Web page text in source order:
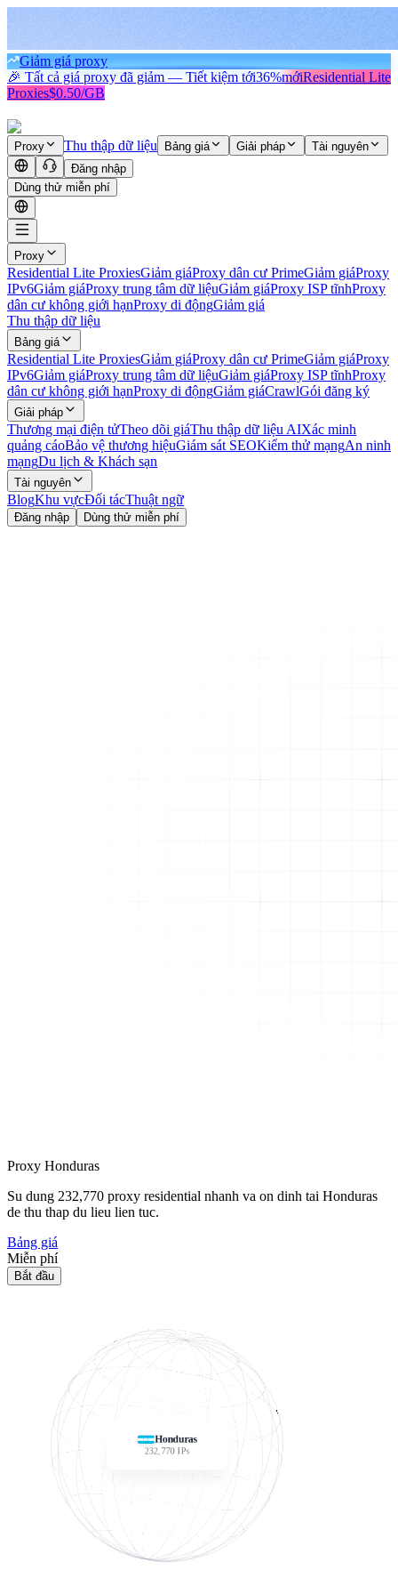
Giảm giá proxy
🎉 Tất cả giá proxy đã giảm — Tiết kiệm tới36%mớiResidential Lite
Proxies$0.50/GB
Proxy Thu thập dữ liệu Bảng giá Giải pháp
Tài nguyên
Đăng nhập
Dùng thử miễn phí
Proxy
Residential Lite ProxiesGiảm giáProxy dân cư PrimeGiảm giáProxy
IPv6Giảm giáProxy trung tâm dữ liệuGiảm giáProxy ISP tĩnhProxy
dân cư không giới hạnProxy di độngGiảm giá
Thu thập dữ liệu
Bảng giá
Residential Lite ProxiesGiảm giáProxy dân cư PrimeGiảm giáProxy
IPv6Giảm giáProxy trung tâm dữ liệuGiảm giáProxy ISP tĩnhProxy
dân cư không giới hạnProxy di độngGiảm giáCrawlGói đăng ký
Giải pháp
Thương mại điện tửTheo dõi giáThu thập dữ liệu AIXác minh
quảng cáoBảo vệ thương hiệuGiám sát SEOKiểm thử mạngAn ninh
mạngDu lịch & Khách sạn
Tài nguyên
BlogKhu vựcĐối tácThuật ngữ
Đăng nhập Dùng thử miễn phí
Proxy Honduras
Su dung 232,770 proxy residential nhanh va on dinh tai Honduras
de thu thap du lieu lien tuc.
Bảng giá
Miễn phí
Bắt đầu
Honduras
232,770IPs